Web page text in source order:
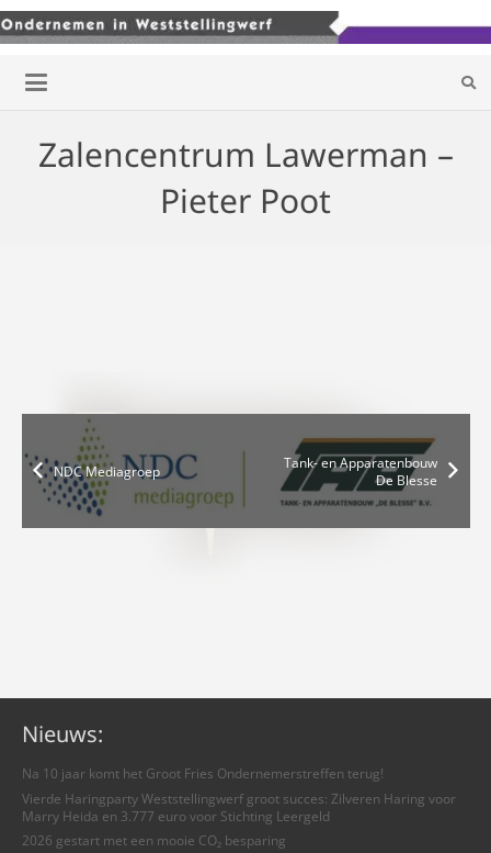
Zalencentrum Lawerman –
Pieter Poot
NDC Mediagroep
Tank- en Apparatenbouw
De Blesse
Nieuws:
Na 10 jaar komt het Groot Fries Ondernemerstreffen terug!
Vierde Haringparty Weststellingwerf groot succes: Zilveren Haring voor
Marry Heida en 3.777 euro voor Stichting Leergeld
2026 gestart met een mooie CO₂ besparing